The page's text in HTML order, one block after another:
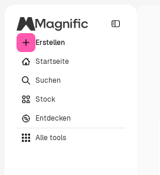
Erstellen
Startseite
Suchen
Stock
Entdecken
Alle tools